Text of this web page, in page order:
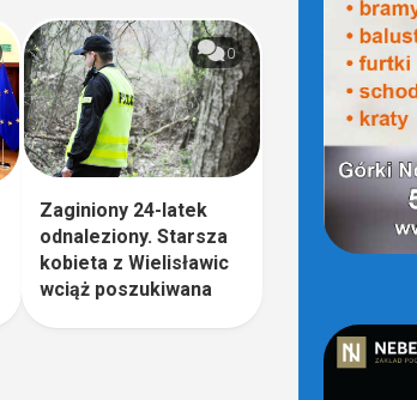
0
Zaginiony 24-latek
odnaleziony. Starsza
kobieta z Wielisławic
wciąż poszukiwana